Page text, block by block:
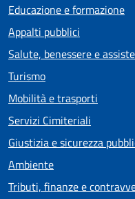
Educazione e formazione
Appalti pubblici
Salute, benessere e
Turismo
Mobilità e trasporti
Servizi Cimiteriali
Giustizia e sicurezza
Ambiente
Tributi, finanze e